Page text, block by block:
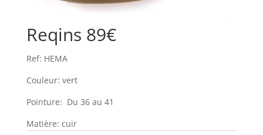
Reqins 89€
Ref: HEMA
Couleur: vert
Pointure: Du 36 au 41
Matière: cuir